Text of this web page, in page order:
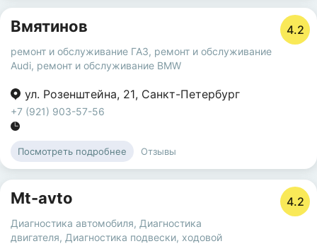
Вмятинов 4.2
ремонт и обслуживание ГАЗ, ремонт и обслуживание
Audi, ремонт и обслуживание BMW
ул. Розенштейна, 21, Санкт-Петербург
+7 (921) 903-57-56
Посмотреть подробнее Отзывы
Mt-avto 4.2
Диагностика автомобиля, Диагностика
двигателя, Диагностика подвески, ходовой